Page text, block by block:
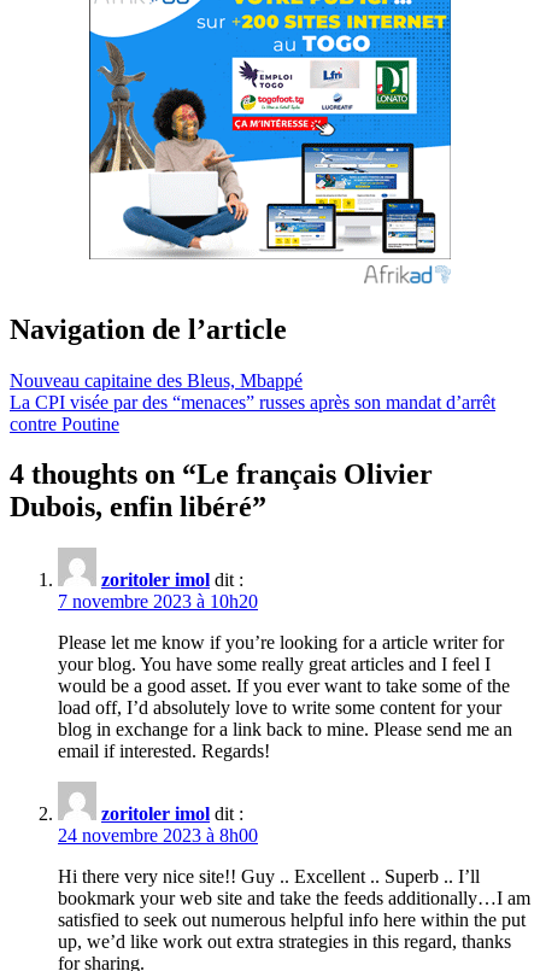
Navigation de l’article
Nouveau capitaine des Bleus, Mbappé
La CPI visée par des “menaces” russes après son mandat d’arrêt
contre Poutine
4 thoughts on “Le français Olivier
Dubois, enfin libéré”
zoritoler imol dit :
7 novembre 2023 à 10h20
Please let me know if you’re looking for a article writer for
your blog. You have some really great articles and I feel I
would be a good asset. If you ever want to take some of the
load off, I’d absolutely love to write some content for your
blog in exchange for a link back to mine. Please send me an
email if interested. Regards!
zoritoler imol dit :
24 novembre 2023 à 8h00
Hi there very nice site!! Guy .. Excellent .. Superb .. I’ll
bookmark your web site and take the feeds additionally…I am
satisfied to seek out numerous helpful info here within the put
up, we’d like work out extra strategies in this regard, thanks
for sharing.